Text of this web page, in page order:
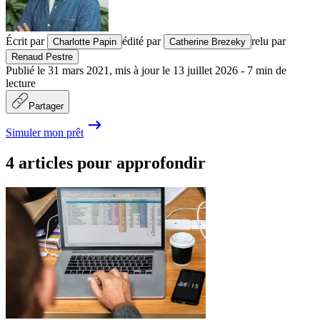
Écrit par Charlotte Papin édité par Catherine Brezeky relu par
Renaud Pestre
Publié le 31 mars 2021 , mis à jour le 13 juillet 2026 - 7 min de
lecture
Partager
Simuler mon prêt
4 articles pour approfondir